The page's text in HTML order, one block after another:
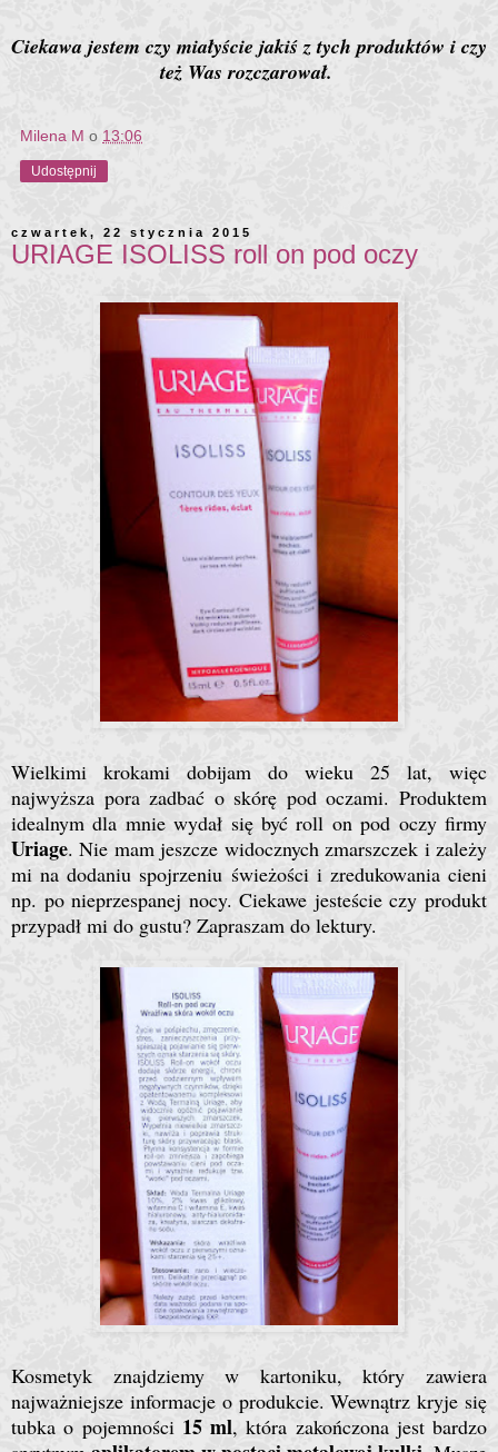
Ciekawa jestem czy miałyście jakiś z tych produktów i czy
też Was rozczarował.
Milena M o 13:06
Udostępnij
czwartek, 22 stycznia 2015
URIAGE ISOLISS roll on pod oczy
Wielkimi krokami dobijam do wieku 25 lat, więc
najwyższa pora zadbać o skórę pod oczami. Produktem
idealnym dla mnie wydał się być roll on pod oczy firmy
Uriage. Nie mam jeszcze widocznych zmarszczek i zależy
mi na dodaniu spojrzeniu świeżości i zredukowania cieni
np. po nieprzespanej nocy. Ciekawe jesteście czy produkt
przypadł mi do gustu? Zapraszam do lektury.
Kosmetyk znajdziemy w kartoniku, który zawiera
najważniejsze informacje o produkcie. Wewnątrz kryje się
tubka o pojemności 15 ml, która zakończona jest bardzo